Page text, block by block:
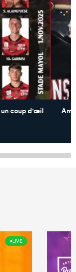
un coup d'œil
LIVE